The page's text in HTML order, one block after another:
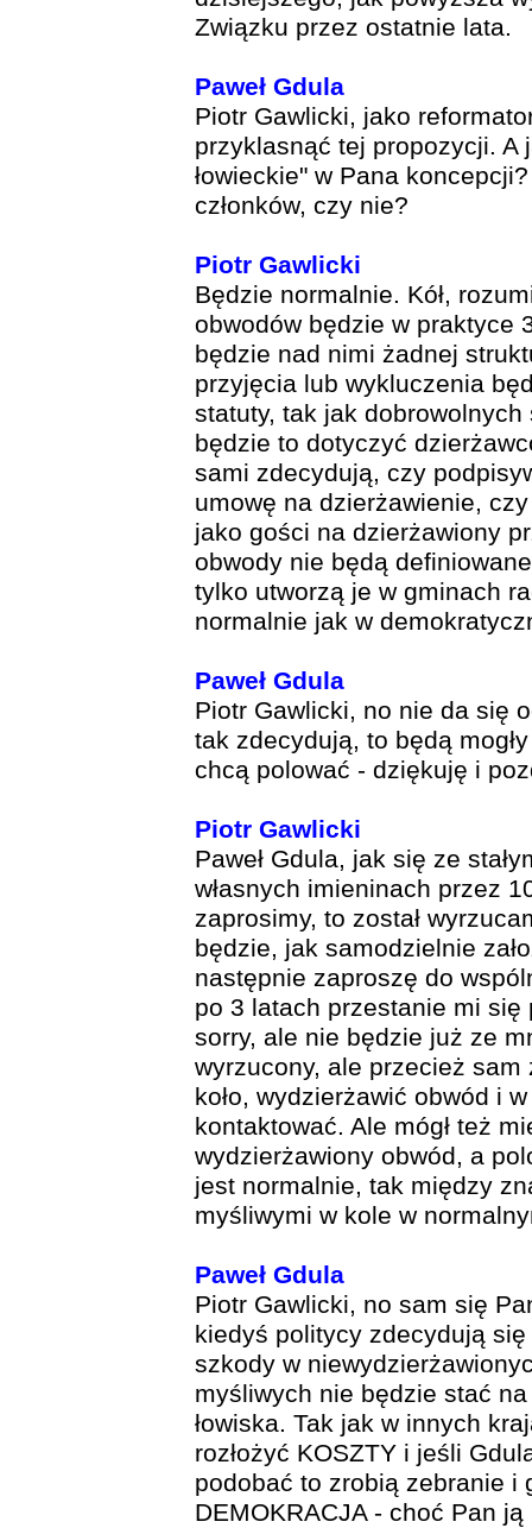
Związku przez ostatnie lata.
Paweł Gdula
Piotr Gawlicki, jako
przyklasnąć tej propozycji. A
łowieckie" w Pana
członków, czy nie?
Piotr Gawlicki
Będzie normalnie. Kół,
obwodów będzie w praktyce
będzie nad nimi żadnej
przyjęcia lub wykluczenia
statuty, tak jak
będzie to dotyczyć
sami zdecydują, czy
umowę na dzierżawienie,
jako gości na dzierżawiony
obwody nie będą
tylko utworzą je w gminach
normalnie jak w
Paweł Gdula
Piotr Gawlicki, no nie da się
tak zdecydują, to będą
chcą polować - dziękuję i
Piotr Gawlicki
Paweł Gdula, jak się ze
własnych imieninach przez
zaprosimy, to został
będzie, jak samodzielnie
następnie zaproszę do
po 3 latach przestanie mi
sorry, ale nie będzie już ze
wyrzucony, ale przecież sam
koło, wydzierżawić obwód i
kontaktować. Ale mógł też
wydzierżawiony obwód, a
jest normalnie, tak między
myśliwymi w kole w
Paweł Gdula
Piotr Gawlicki, no sam się
kiedyś politycy zdecydują
szkody w
myśliwych nie będzie stać
łowiska. Tak jak w innych
rozłożyć KOSZTY i jeśli
podobać to zrobią zebranie i
DEMOKRACJA - choć Pan